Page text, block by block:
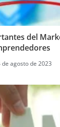
del
de agosto de 2023